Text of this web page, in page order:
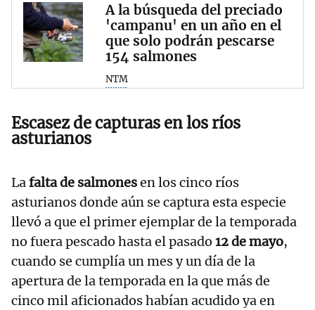
A la búsqueda del preciado
'campanu' en un año en el
que solo podrán pescarse
154 salmones
NTM
Escasez de capturas en los ríos
asturianos
Lafalta de salmonesen los cinco ríos
asturianos donde aún se captura esta especie
llevó a que el primer ejemplar de la temporada
no fuera pescado hasta el pasado 12 de mayo,
cuando se cumplía un mes y un día de la
apertura de la temporada en la que más de
cinco mil aficionados habían acudido ya en